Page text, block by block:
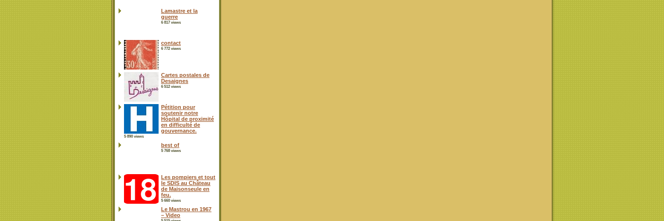
Lamastre et la
guerre
6 817 views
contact
6 772 views
Cartes postales de
Desaignes
6 512 views
Pétition pour
soutenir notre
Hôpital de proximité
en difficulté de
gouvernance.
5 890 views
best of
5 768 views
Les pompiers et tout
le SDIS au Château
de Maisonseule en
feu.
5 660 views
Le Mastrou en 1967
– Video